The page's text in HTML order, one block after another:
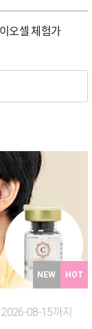
오셀 체험가
NEW HOT
2026-08-15까지